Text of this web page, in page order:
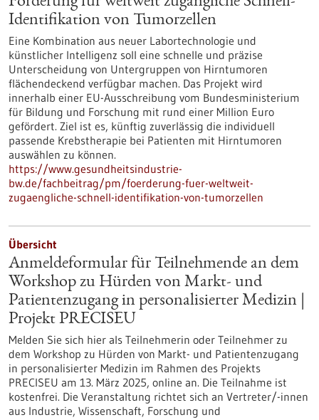
Identifikation von Tumorzellen
Eine Kombination aus neuer Labortechnologie und
künstlicher Intelligenz soll eine schnelle und präzise
Unterscheidung von Untergruppen von Hirntumoren
flächendeckend verfügbar machen. Das Projekt wird
innerhalb einer EU-Ausschreibung vom Bundesministerium
für Bildung und Forschung mit rund einer Million Euro
gefördert. Ziel ist es, künftig zuverlässig die individuell
passende Krebstherapie bei Patienten mit Hirntumoren
auswählen zu können.
https://www.gesundheitsindustrie-
bw.de/fachbeitrag/pm/foerderung-fuer-weltweit-
zugaengliche-schnell-identifikation-von-tumorzellen
Übersicht
Anmeldeformular für Teilnehmende an dem
Workshop zu Hürden von Markt- und
Patientenzugang in personalisierter Medizin |
Projekt PRECISEU
Melden Sie sich hier als Teilnehmerin oder Teilnehmer zu
dem Workshop zu Hürden von Markt- und Patientenzugang
in personalisierter Medizin im Rahmen des Projekts
PRECISEU am 13. März 2025, online an. Die Teilnahme ist
kostenfrei. Die Veranstaltung richtet sich an Vertreter/-innen
aus Industrie, Wissenschaft, Forschung und